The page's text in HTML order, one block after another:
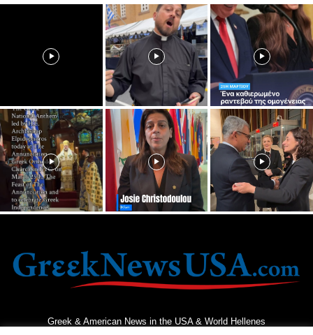
Greek & American News in the USA & World Hellenes